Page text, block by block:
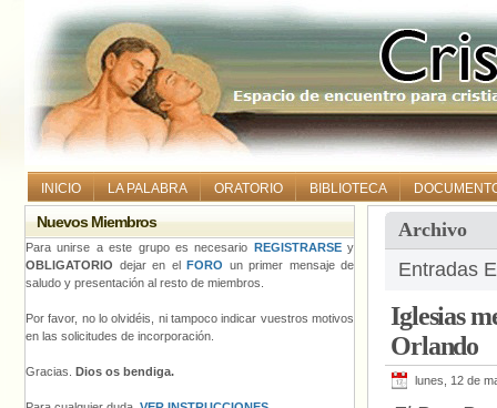
INICIO LA PALABRA ORATORIO BIBLIOTECA
Archivo
Entradas
Iglesias
Orlando
lunes, 12 de
Nuevos Miembros
Para unirse a este grupo es necesario REGISTRARSEy
OBLIGATORIO dejar en el FORO un primer mensaje de
saludo y presentación al resto de miembros.
Por favor, no lo olvidéis, ni tampoco indicar vuestros motivos
en las solicitudes de incorporación.
Gracias. Dios os bendiga.